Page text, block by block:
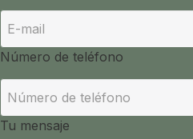
Número de teléfono
Tu mensaje